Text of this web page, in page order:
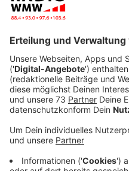
Dr. Westermann gibt
erholsamen Schlaf
Anzeige
Im Schlaflabor soll
schläft? Ist der Schlaf